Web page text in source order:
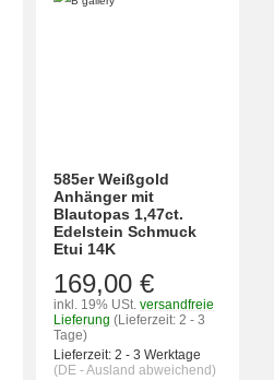
585er Weißgold
Anhänger mit
Blautopas 1,47ct.
Edelstein Schmuck
Etui 14K
169,00 €
inkl. 19% USt. versandfreie
Lieferung (Lieferzeit: 2 - 3
Tage)
Lieferzeit: 2 - 3 Werktage
(DE - Ausland abweichend)